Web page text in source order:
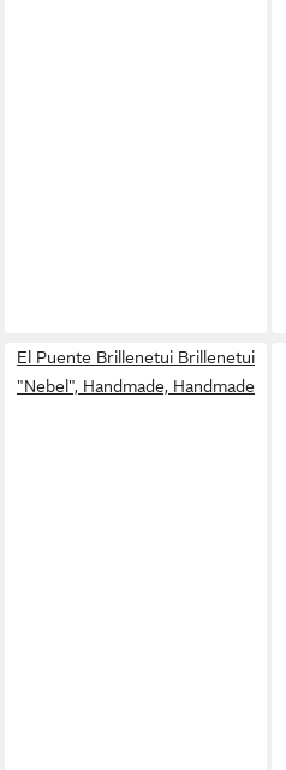
El Puente Brillenetui Brillenetui
"Nebel", Handmade, Handmade